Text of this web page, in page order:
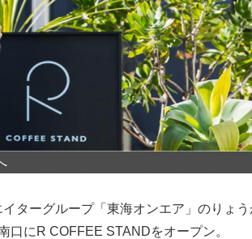
ターグループ「東海オンエア」のりょ
口にR COFFEE STANDをオープン。